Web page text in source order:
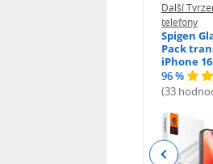
Další
telefony
Spigen
Pack
iPhone
96 %
(33
Previous